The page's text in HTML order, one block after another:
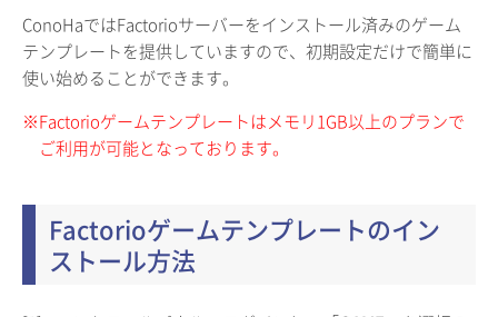
ConoHaではFactorioサーバーをインストール済みのゲーム
テンプレートを提供していますので、初期設定だけで簡単に
使い始めることができます。
※Factorioゲームテンプレートはメモリ1GB以上のプランで
ご利用が可能となっております。
Factorioゲームテンプレートのイン
ストール方法